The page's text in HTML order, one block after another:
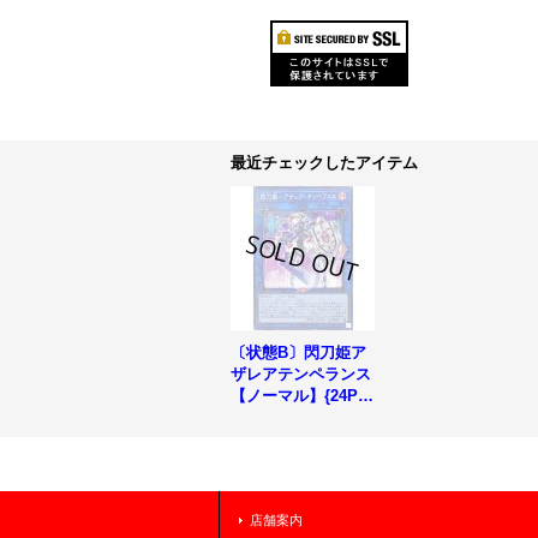
最近チェックしたアイテム
〔状態B〕閃刀姫ア
ザレアテンペランス
【ノーマル】{24PP-
店舗案内